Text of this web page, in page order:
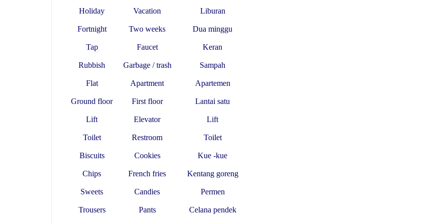
Holiday Vacation Liburan
Fortnight Two weeks Dua minggu
Tap Faucet Keran
Rubbish Garbage / trash Sampah
Flat Apartment Apartemen
Ground floor First floor Lantai satu
Lift Elevator Lift
Toilet Restroom Toilet
Biscuits Cookies Kue -kue
Chips French fries Kentang goreng
Sweets Candies Permen
Trousers Pants Celana pendek